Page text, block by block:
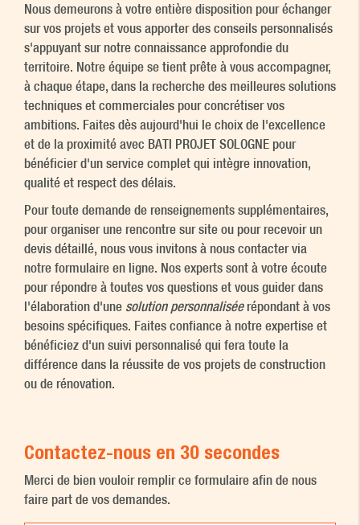
Nous demeurons à votre entière disposition pour échanger
sur vos projets et vous apporter des conseils personnalisés
s'appuyant sur notre connaissance approfondie du
territoire. Notre équipe se tient prête à vous accompagner,
à chaque étape, dans la recherche des meilleures solutions
techniques et commerciales pour concrétiser vos
ambitions. Faites dès aujourd'hui le choix de l'excellence
et de la proximité avec BATI PROJET SOLOGNE pour
bénéficier d'un service complet qui intègre innovation,
qualité et respect des délais.
Pour toute demande de renseignements supplémentaires,
pour organiser une rencontre sur site ou pour recevoir un
devis détaillé, nous vous invitons à nous contacter via
notre formulaire en ligne. Nos experts sont à votre écoute
pour répondre à toutes vos questions et vous guider dans
l'élaboration d'une solution personnaliséerépondant à vos
besoins spécifiques. Faites confiance à notre expertise et
bénéficiez d'un suivi personnalisé qui fera toute la
différence dans la réussite de vos projets de construction
ou de rénovation.
Contactez-nous en 30 secondes
Merci de bien vouloir remplir ce formulaire afin de nous
faire part de vos demandes.